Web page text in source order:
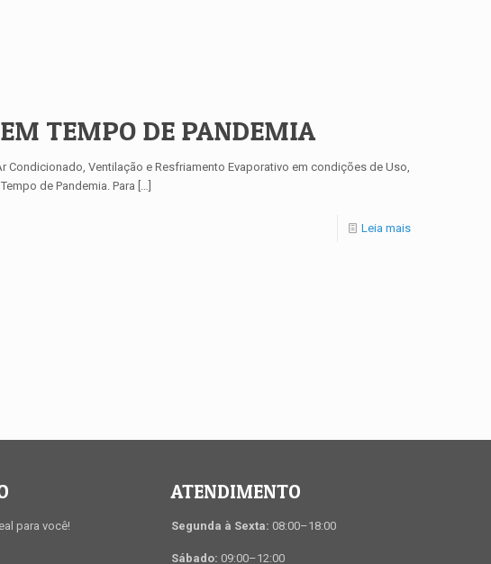
TEMPO DE PANDEMIA
Condicionado, Ventilação e Resfriamento Evaporativo em condições de Uso,
de Pandemia. Para […]
Leia mais
para você!
ATENDIMENTO
Segunda à Sexta: 08:00–18:00
Sábado: 09:00–12:00